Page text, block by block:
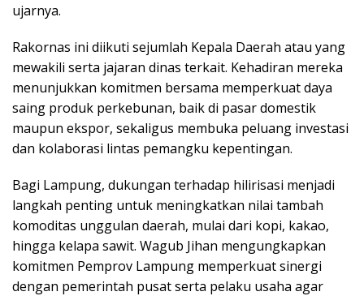
ujarnya.
Rakornas ini diikuti sejumlah Kepala Daerah atau yang
mewakili serta jajaran dinas terkait. Kehadiran mereka
menunjukkan komitmen bersama memperkuat daya
saing produk perkebunan, baik di pasar domestik
maupun ekspor, sekaligus membuka peluang investasi
dan kolaborasi lintas pemangku kepentingan.
Bagi Lampung, dukungan terhadap hilirisasi menjadi
langkah penting untuk meningkatkan nilai tambah
komoditas unggulan daerah, mulai dari kopi, kakao,
hingga kelapa sawit. Wagub Jihan mengungkapkan
komitmen Pemprov Lampung memperkuat sinergi
dengan pemerintah pusat serta pelaku usaha agar